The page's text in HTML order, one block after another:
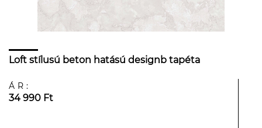
Loft stílusú beton hatású designb tapéta
ÁR:
34 990 Ft